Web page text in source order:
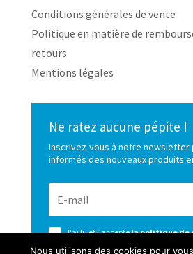
Conditions générales de vente
Politique en matière de
retours
Mentions légales
Ne ratez aucune pépite !
Inscrivez-vous à notre newsletter
informés des nouveaux produits
J'ai lu et j'acceptela politique
de ce site
Nous utilisons des cookies pour